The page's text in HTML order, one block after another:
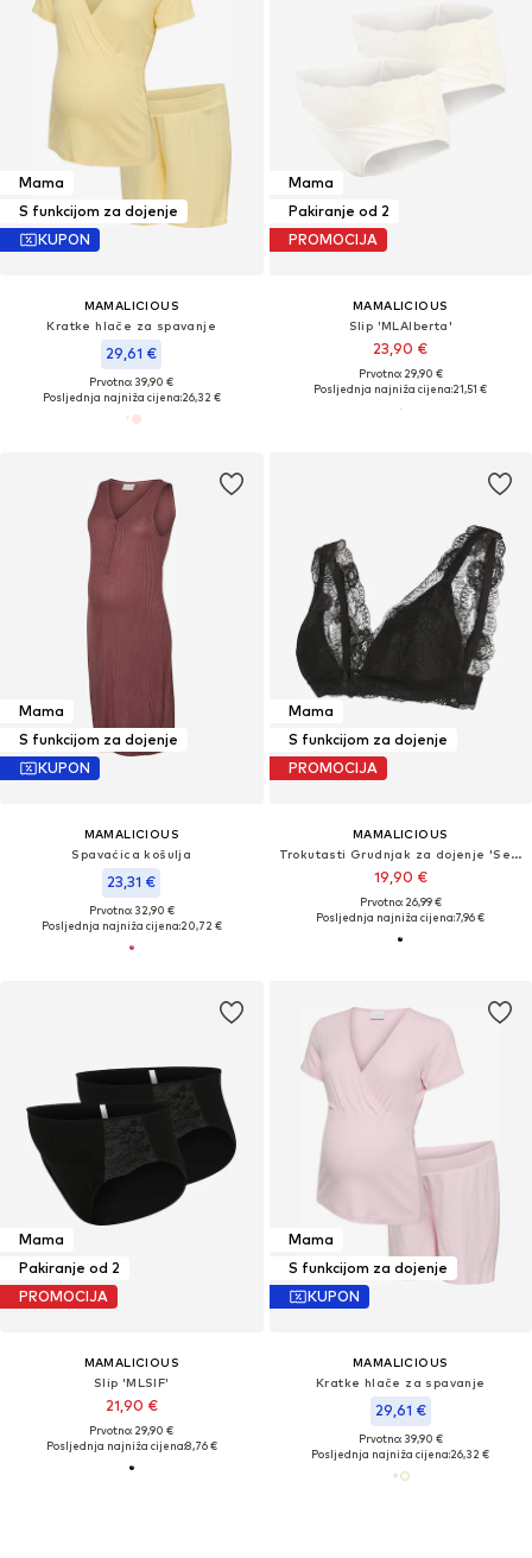
Mama
S funkcijom za dojenje
KUPON
MAMALICIOUS
Kratke hlače za spavanje
29,61 €
Prvotno: 39,90 €
Posljednja najniža cijena:26,32 €
Mama
Pakiranje od 2
PROMOCIJA
MAMALICIOUS
Slip 'MLAlberta'
23,90 €
Prvotno: 29,90 €
Posljednja najniža cijena:21,51 €
Mama
S funkcijom za dojenje
KUPON
MAMALICIOUS
Spavaćica košulja
23,31 €
Prvotno: 32,90 €
Posljednja najniža cijena:20,72 €
Mama
S funkcijom za dojenje
PROMOCIJA
MAMALICIOUS
Trokutasti Grudnjak za dojenje 'Senia'
19,90 €
Prvotno: 26,99 €
Posljednja najniža cijena:7,96 €
Mama
Pakiranje od 2
PROMOCIJA
MAMALICIOUS
Slip 'MLSIF'
21,90 €
Prvotno: 29,90 €
Posljednja najniža cijena:8,76 €
Mama
S funkcijom za dojenje
KUPON
MAMALICIOUS
Kratke hlače za spavanje
29,61 €
Prvotno: 39,90 €
Posljednja najniža cijena:26,32 €